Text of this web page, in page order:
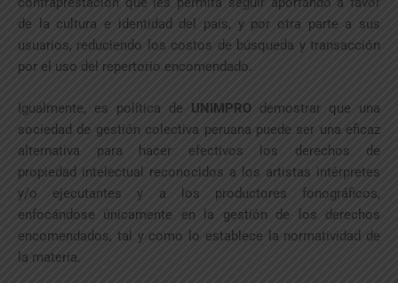
de la cultura e identidad del país, y por otra parte a sus
usuarios, reduciendo los costos de búsqueda y transacción
por el uso del repertorio encomendado.
Igualmente, es política de UNIMPRO demostrar que una
sociedad de gestión colectiva peruana puede ser una eficaz
alternativa para hacer efectivos los derechos de
propiedad intelectual reconocidos a los artistas intérpretes
y/o ejecutantes y a los productores fonográficos,
enfocándose únicamente en la gestión de los derechos
encomendados, tal y como lo establece la normatividad de
la materia.